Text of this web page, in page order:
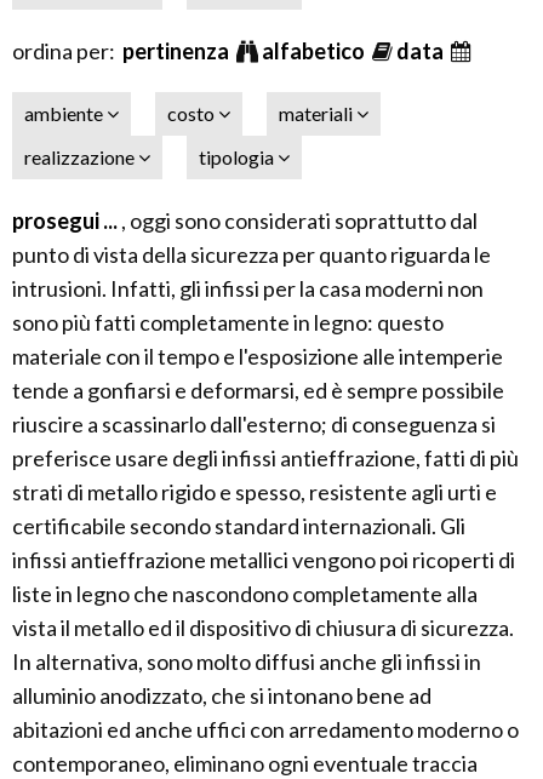
ordina per: pertinenza alfabetico data
ambiente costo
materiali
realizzazione
tipologia
prosegui ..., oggi sono considerati soprattutto dal
punto di vista della sicurezza per quanto riguarda le
intrusioni. Infatti, gli infissi per la casa moderni non
sono più fatti completamente in legno: questo
materiale con il tempo e l'esposizione alle intemperie
tende a gonfiarsi e deformarsi, ed è sempre possibile
riuscire a scassinarlo dall'esterno; di conseguenza si
preferisce usare degli infissi antieffrazione, fatti di più
strati di metallo rigido e spesso, resistente agli urti e
certificabile secondo standard internazionali. Gli
infissi antieffrazione metallici vengono poi ricoperti di
liste in legno che nascondono completamente alla
vista il metallo ed il dispositivo di chiusura di sicurezza.
In alternativa, sono molto diffusi anche gli infissi in
alluminio anodizzato, che si intonano bene ad
abitazioni ed anche uffici con arredamento moderno o
contemporaneo, eliminano ogni eventuale traccia